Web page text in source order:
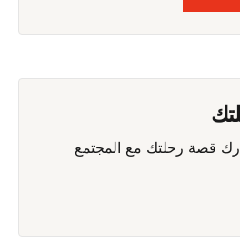
قصة رحلتك مع المجتمع